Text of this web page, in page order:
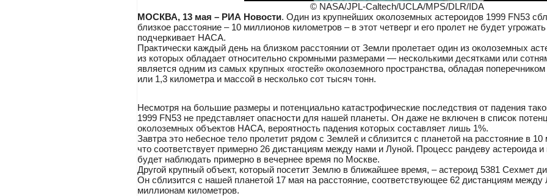
© NASA/JPL-Caltech/UCLA/MPS/DLR/IDA
МОСКВА, 13 мая – РИА Новости. Один из крупнейших околоземных астероидов 1999 FN53
близкое расстояние – 10 миллионов километров – в этот четверг и его пролет не будет
подчеркивает НАСА.
Практически каждый день на близком расстоянии от Земли пролетает один из околоземных
из которых обладает относительно скромными размерами — несколькими десятками или
является одним из самых крупных «гостей» околоземного пространства, обладая
или 1,3 километра и массой в несколько сот тысяч тонн.
Несмотря на большие размеры и потенциально катастрофические последствия от падения
1999 FN53 не представляет опасности для нашей планеты. Он даже не включен в список
околоземных объектов НАСА, вероятность падения которых составляет лишь 1%.
Завтра это небесное тело пролетит рядом с Землей и сблизится с планетой на расстояние в
что соответствует примерно 26 дистанциям между нами и Луной. Процесс рандеву астероида
будет наблюдать примерно в вечернее время по Москве.
Другой крупный объект, который посетит Землю в ближайшее время, – астероид 5381 Сехмет
Он сблизится с нашей планетой 17 мая на расстояние, соответствующее 62 дистанциям
миллионам километров.